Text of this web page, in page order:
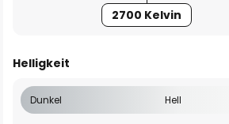
2700 Kelvin
Helligkeit
Dunkel Hell